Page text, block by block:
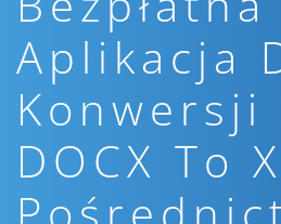
Aplikacja
Konwersji
DOCX To